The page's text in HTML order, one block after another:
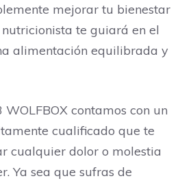
mejorar tu bienestar
te guiará en el
alimentación equilibrada y
contamos con un
cualificado que te
cualquier dolor o molestia
Ya sea que sufras de